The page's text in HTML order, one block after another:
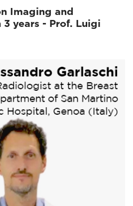
Imaging and
years - Prof. Luigi